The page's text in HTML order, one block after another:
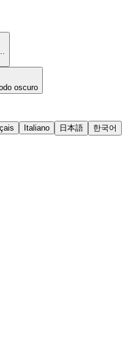
oscuro
Italiano 日本語
한국어